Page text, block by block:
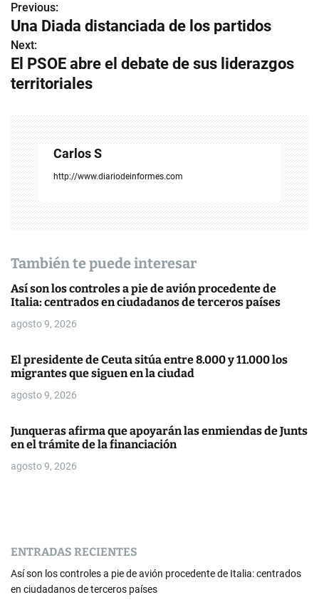
N
a
v
e
n
d
e
e
n
t
a
d
Previous:
Una Diada distanciada de los partidos
Next:
El PSOE abre el debate de sus liderazgos
territoriales
Carlos S
http://www.diariodeinformes.com
También te puede interesar
Así son los controles a pie de avión procedente de
Italia: centrados en ciudadanos de terceros países
agosto 9, 2026
El presidente de Ceuta sitúa entre 8.000 y 11.000 los
migrantes que siguen en la ciudad
agosto 9, 2026
Junqueras afirma que apoyarán las enmiendas de Junts
en el trámite de la financiación
agosto 9, 2026
ENTRADAS RECIENTES
Así son los controles a pie de avión procedente de Italia: centrados
en ciudadanos de terceros países